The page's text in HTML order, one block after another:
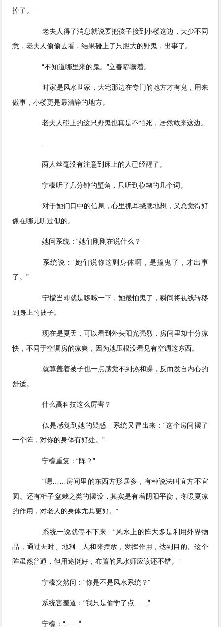
掉了。”
老夫人得了消息就说要把孩子接到小楼这边，大少不同
意，老夫人偷偷去看，结果碰上了只胆大的野鬼，出事了。
“不知道哪里来的鬼。”立春嘟囔着。
时家是风水世家，大宅那边在专门的地方才有鬼，用来
做事，小楼更是最清静的地方。
老夫人碰上的这只野鬼也真是不怕死，居然敢来这边。
两人丝毫没有注意到床上的人已经醒了。
宁檬听了几分钟的壁角，只听到模糊的几个词。
对于她们口中的信息，心里抓耳挠腮地想，又总觉得好
像在哪儿听过似的。
她问系统：“她们刚刚在说什么？”
系统说：“她们说你这副身体啊，是撞鬼了，才出事
了。”
宁檬当即就是哆嗦一下，她最怕鬼了，瞬间将视线转移
到身上的被子。
现在是夏天，可以看到外头阳光强烈，房间里却十分凉
快，不同于空调房的凉爽，因为她压根没看见有空调这东西。
就算盖着被子也一点感觉不到热和躁，反而发自内心的
舒适。
什么高科技这么厉害？
似是感觉到她的疑惑，系统又冒出来：“这个房间摆了
一个阵，对你的身体有好处。”
宁檬重复：“阵？”
“嗯……房间里的东西方形居多，有种说法叫宜方不宜
圆。还有柜子盆栽之类的摆设，其实是有着阴阳平衡，冬暖夏凉
的作用，对老人的身体尤其更好。”
系统一说就停不下来：“风水上的阵大多是利用外界物
品，通过天时、地利、人和来摆放，发挥作用，达到目的。这个
阵虽然普通，但用途挺好，布置的风水师应该还不错。”
宁檬突然问：“你是不是风水系统？”
系统害羞道：“我只是偷学了点……”
宁檬：“……”